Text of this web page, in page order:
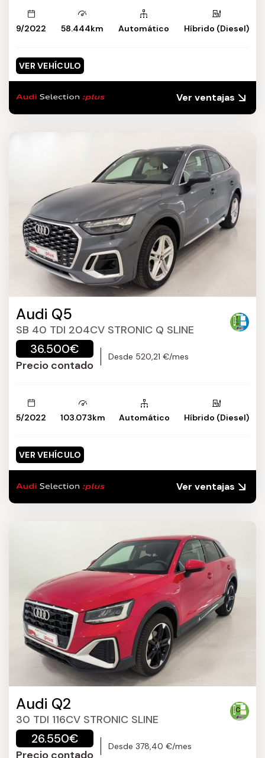
9/2022 58.444km Automático Híbrido (Diesel)
VER VEHÍCULO
Ver ventajas
Audi Q5
SB 40 TDI 204CV STRONIC Q SLINE
36.500€
Precio contado
Desde 520,21 €/mes
5/2022 103.073km Automático Híbrido (Diesel)
VER VEHÍCULO
Ver ventajas
Audi Q2
30 TDI 116CV STRONIC SLINE
26.550€
Precio contado
Desde 378,40 €/mes